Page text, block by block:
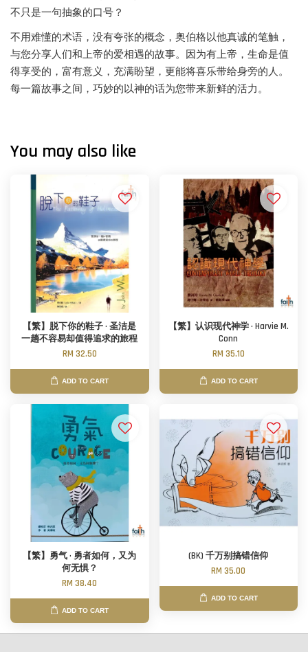
不只是一句抽象的口号？
不用难懂的术语，没有夸张的概念，奥伯格以他真诚的笔触，
与您分享人们和上帝的爱相遇的故事。因为有上帝，生命是值
得享受的，富有意义，充满盼望，更能将喜乐带给身旁的人。
每一篇故事之间，巧妙的以神的话为您带来新鲜的活力。
You may also like
【繁】脱下你的鞋子 · 圣洁是
一趟不容易却值得追求的旅程
RM 32.50
ADD TO CART
【繁】认识现代神学 · Harvie M.
Conn
RM 35.10
ADD TO CART
【繁】勇气 · 勇者如何，又为
何无惧？
RM 38.40
ADD TO CART
(BK) 千万别搞错信仰
RM 35.00
ADD TO CART